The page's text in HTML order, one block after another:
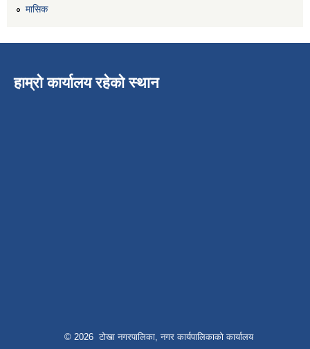
मासिक
हाम्रो कार्यालय रहेको स्थान
© 2026 टोखा नगरपालिका, नगर कार्यपालिकाको कार्यालय